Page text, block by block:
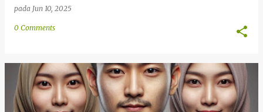
pada Jun 10, 2025
0 Comments